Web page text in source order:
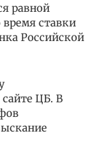
равной
ставки
Российской
ЦБ. В